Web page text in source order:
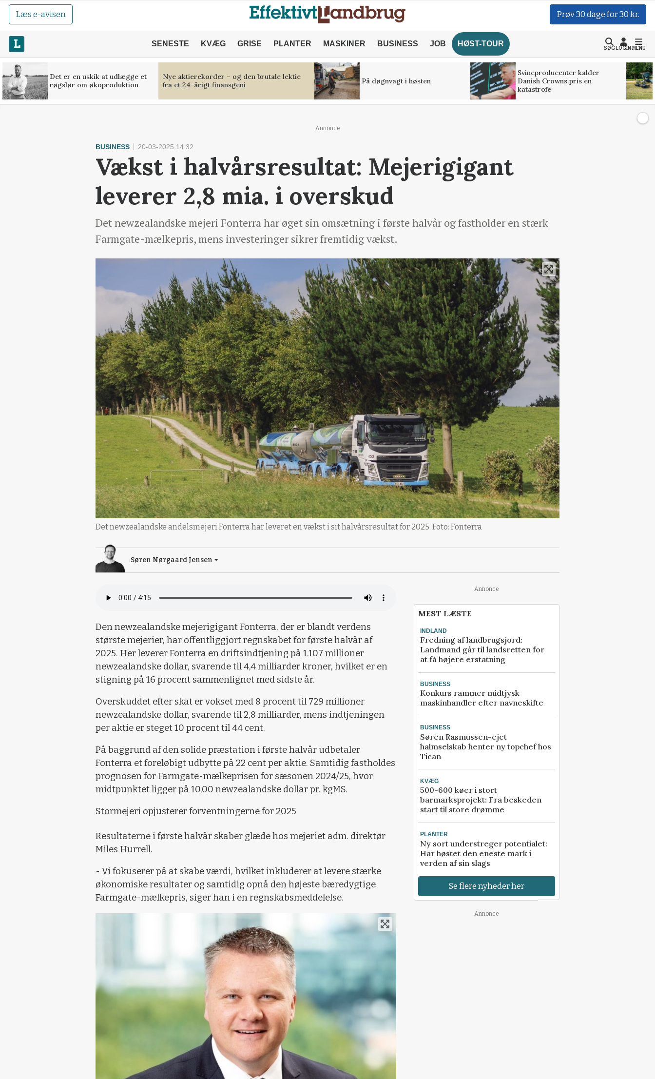
Læs e-avisen Prøv 30 dage for 30 kr.
SENESTE KVÆG GRISE PLANTER MASKINER BUSINESS JOB HØST-TOUR
SØGLOGINMENU
Det er en uskik at udlægge et
røgslør om økoproduktion
Nye aktierekorder – og den brutale lektie
fra et 24-årigt finansgeni
På døgnvagt i høsten
Svineproducenter kalder
Danish Crowns pris en
katastrofe
Annonce
BUSINESS 20-03-2025 14:32
Vækst i halvårsresultat: Mejerigigant
leverer 2,8 mia. i overskud
Det newzealandske mejeri Fonterra har øget sin omsætning i første halvår og fastholder en stærk
Farmgate-mælkepris, mens investeringer sikrer fremtidig vækst.
Det newzealandske andelsmejeri Fonterra har leveret en vækst i sit halvårsresultat for 2025. Foto: Fonterra
Søren Nørgaard Jensen
Den newzealandske mejerigigant Fonterra, der er blandt verdens
største mejerier, har offentliggjort regnskabet for første halvår af
2025. Her leverer Fonterra en driftsindtjening på 1.107 millioner
newzealandske dollar, svarende til 4,4 milliarder kroner, hvilket er en
stigning på 16 procent sammenlignet med sidste år.
Overskuddet efter skat er vokset med 8 procent til 729 millioner
newzealandske dollar, svarende til 2,8 milliarder, mens indtjeningen
per aktie er steget 10 procent til 44 cent.
På baggrund af den solide præstation i første halvår udbetaler
Fonterra et foreløbigt udbytte på 22 cent per aktie. Samtidig fastholdes
prognosen for Farmgate-mælkeprisen for sæsonen 2024/25, hvor
midtpunktet ligger på 10,00 newzealandske dollar pr. kgMS.
Stormejeri opjusterer forventningerne for 2025
Resultaterne i første halvår skaber glæde hos mejeriet adm. direktør
Miles Hurrell.
- Vi fokuserer på at skabe værdi, hvilket inkluderer at levere stærke
økonomiske resultater og samtidig opnå den højeste bæredygtige
Farmgate-mælkepris, siger han i en regnskabsmeddelelse.
Annonce
MEST LÆSTE
INDLAND
Fredning af landbrugsjord:
Landmand går til landsretten for
at få højere erstatning
BUSINESS
Konkurs rammer midtjysk
maskinhandler efter navneskifte
BUSINESS
Søren Rasmussen-ejet
halmselskab henter ny topchef hos
Tican
KVÆG
500-600 køer i stort
barmarksprojekt: Fra beskeden
start til store drømme
PLANTER
Ny sort understreger potentialet:
Har høstet den eneste mark i
verden af sin slags
Se flere nyheder her
Annonce